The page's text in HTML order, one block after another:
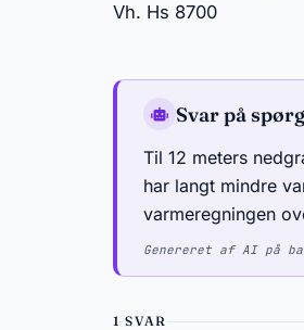
Vh. Hs 8700
Svar på
Til 12 meters
har langt mindre
varmeregningen
Genereret af AI på
1 SVAR